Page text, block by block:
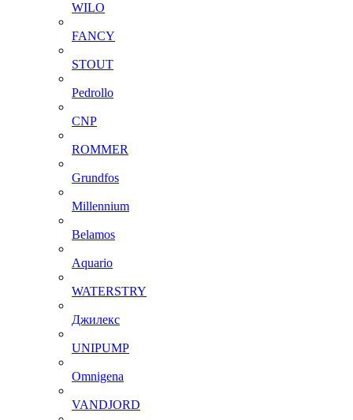
WILO
FANCY
STOUT
Pedrollo
CNP
ROMMER
Grundfos
Millennium
Belamos
Aquario
WATERSTRY
Джилекс
UNIPUMP
Omnigena
VANDJORD